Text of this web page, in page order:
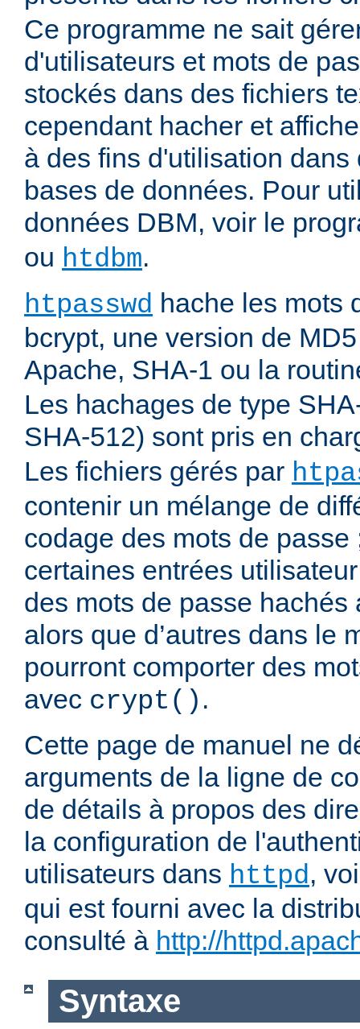
Ce programme ne sait
d'utilisateurs et mots de
stockés dans des fichiers
cependant hacher et
à des fins d'utilisation dans
bases de données. Pour
données DBM, voir le
ou htdbm.
htpasswd hache les mots
bcrypt, une version de
Apache, SHA-1 ou la
Les hachages de type
SHA-512) sont pris en
Les fichiers gérés par
contenir un mélange de
codage des mots de passe
certaines entrées
des mots de passe hachés
alors que d’autres dans le
pourront comporter des
avec crypt() .
Cette page de manuel ne
arguments de la ligne de
de détails à propos des
la configuration de
utilisateurs dans httpd,
qui est fourni avec la
consulté à http://
Syntaxe